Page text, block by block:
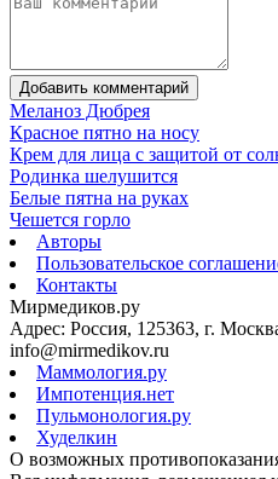
Добавить комментарий
Меланоз Дюбрея
Красное пятно на носу
Крем для лица с защитой от
Родинка шелушится
Белые пятна на руках
Чешется горло
Авторы
Пользовательское
Контакты
Мирмедиков.ру
Адрес: Россия, 125363, г.
info@mirmedikov.ru
Маммология.ру
Импотенция.нет
Пульмонология.ру
Худелкин
О возможных